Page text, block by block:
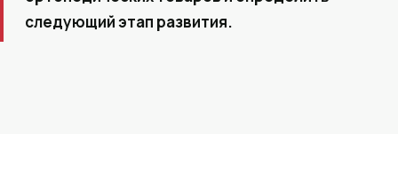
следующий этап развития.